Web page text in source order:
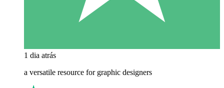
1 dia atrás
a versatile resource for graphic designers